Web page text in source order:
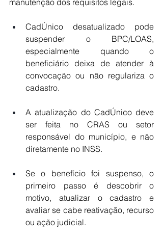
manutenção dos requisitos legais.
CadÚnico desatualizado pode
suspender o BPC/LOAS,
especialmente quando o
beneficiário deixa de atender à
convocação ou não regulariza o
cadastro.
A atualização do CadÚnico deve
ser feita no CRAS ou setor
responsável do município, e não
diretamente no INSS.
Se o benefício foi suspenso, o
primeiro passo é descobrir o
motivo, atualizar o cadastro e
avaliar se cabe reativação, recurso
ou ação judicial.